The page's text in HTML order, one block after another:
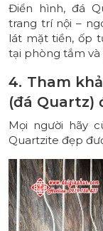
Điển hình, đá
trang trí nội –
lát mặt tiền, ốp
tại phòng tắm
4. Tham
(đá Quartz)
Mọi người hãy
Quartzite đẹp